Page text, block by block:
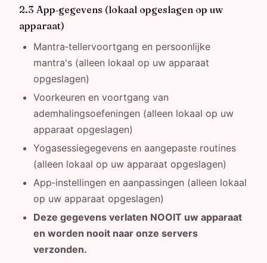
2.3 App‑gegevens (lokaal opgeslagen op uw
apparaat)
Mantra‑tellervoortgang en persoonlijke
mantra's (alleen lokaal op uw apparaat
opgeslagen)
Voorkeuren en voortgang van
ademhalingsoefeningen (alleen lokaal op uw
apparaat opgeslagen)
Yogasessiegegevens en aangepaste routines
(alleen lokaal op uw apparaat opgeslagen)
App‑instellingen en aanpassingen (alleen lokaal
op uw apparaat opgeslagen)
Deze gegevens verlaten NOOIT uw apparaat
en worden nooit naar onze servers
verzonden.